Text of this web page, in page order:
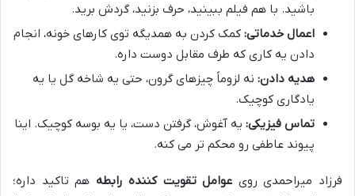
باشید. با هم فیلم ببینید، حرف بزنید، گردش برید.
اعمال خدماتی: کمک کردن به همدیگه توی کارهای خونه، انجام
دادن یه کاری که طرف مقابل دوست داره.
هدیه دادن: نه لزوماً چیزهای گرون، حتی یه شاخه گل یا یه
یادگاری کوچیک.
تماس فیزیکی: یه آغوش، گرفتن دست، یا یه بوسه کوچیک. اینا
پیوند عاطفی رو محکم تر می کنه.
فرزاد میراحمدی روی عوامل تقویت کننده رابطه هم تاکید داره؛